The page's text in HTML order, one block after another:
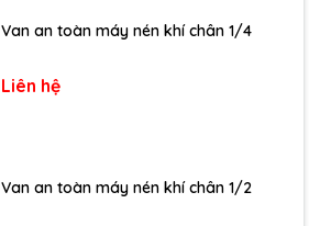
Van an toàn máy nén khí chân 1/4
Liên hệ
Van an toàn máy nén khí chân 1/2